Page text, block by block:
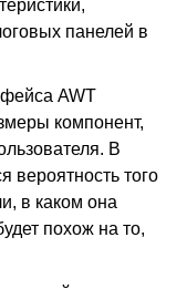
панелей в
AWT
компонент,
В
вероятность того
в каком она
похож на то,